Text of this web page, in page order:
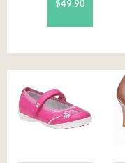
$49.90